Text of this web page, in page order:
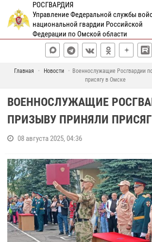
РОСГВАРДИЯ
Управление Федеральной службы
национальной гвардии Российской
Федерации по Омской области
Главная Новости
Военнослужащие Росгвардии
присягу в Омске
ВОЕННОСЛУЖАЩИЕ
ПРИЗЫВУ ПРИНЯЛИ
08 августа 2025, 04:36